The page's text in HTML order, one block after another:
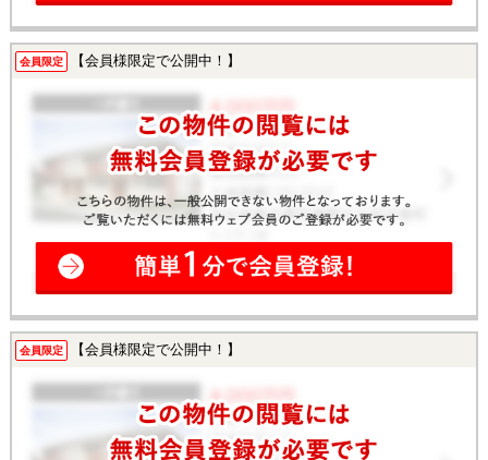
会員限定 【会員様限定で公開中！】
会員限定 【会員様限定で公開中！】